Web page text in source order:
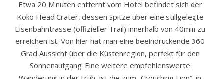
Etwa 20 Minuten entfernt vom Hotel befindet sich der
Koko Head Crater, dessen Spitze über eine stillgelegte
Eisenbahntrasse (offizieller Trail) innerhalb von 40min zu
erreichen ist. Von hier hat man eine beeindruckende 360
Grad Aussicht über die Küstenregion, perfekt für den
Sonnenaufgang! Eine weitere empfehlenswerte